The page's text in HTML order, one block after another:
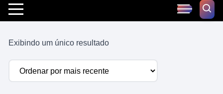
Exibindo um único resultado